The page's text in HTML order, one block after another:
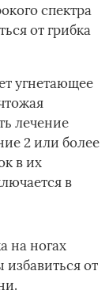
спектра
от грибка
угнетающее
лечение
2 или более
в их
в
на ногах
избавиться от